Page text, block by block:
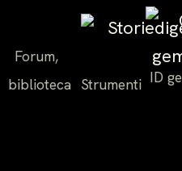
Forum,
biblioteca Strumenti ID